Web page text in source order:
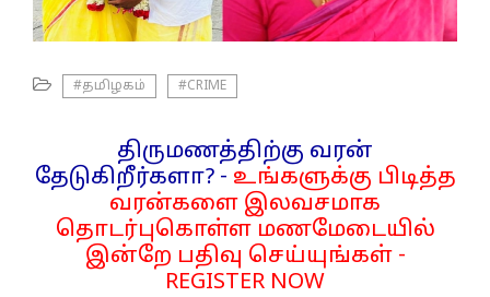
#தமிழகம் #CRIME
திருமணத்திற்கு வரன்
தேடுகிறீர்களா? - உங்களுக்கு பிடித்த
வரன்களை இலவசமாக
தொடர்புகொள்ள மணமேடையில்
இன்றே பதிவு செய்யுங்கள் -
REGISTER NOW